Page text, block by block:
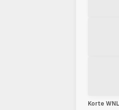
Korte